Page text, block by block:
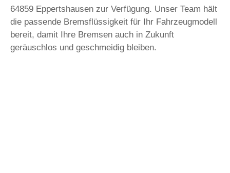
64859 Eppertshausen zur Verfügung. Unser Team hält
die passende Bremsflüssigkeit für Ihr Fahrzeugmodell
bereit, damit Ihre Bremsen auch in Zukunft
geräuschlos und geschmeidig bleiben.